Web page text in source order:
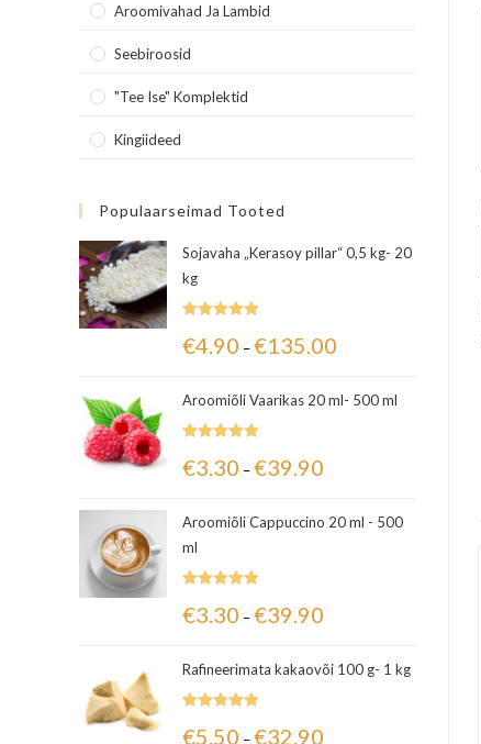
Aroomivahad Ja Lambid
Seebiroosid
"Tee Ise" Komplektid
Kingiideed
Populaarseimad Tooted
Sojavaha „Kerasoy pillar“ 0,5 kg- 20
kg
5.00/ 5
€4.90 –€135.00
Aroomiõli Vaarikas 20 ml- 500 ml
5.00/ 5
€3.30 –€39.90
Aroomiõli Cappuccino 20 ml - 500
ml
5.00/ 5
€3.30 –€39.90
Rafineerimata kakaovõi 100 g- 1 kg
€5.50 –€32.90